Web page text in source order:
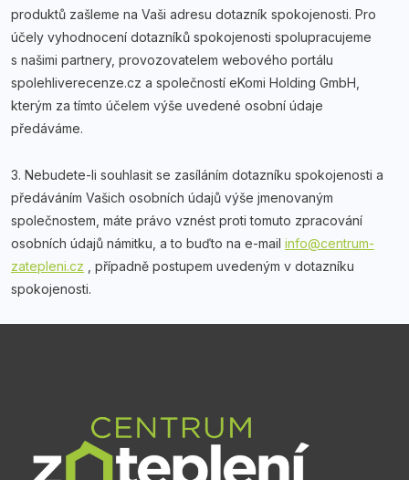
produktů zašleme na Vaši adresu dotazník spokojenosti. Pro
účely vyhodnocení dotazníků spokojenosti spolupracujeme
s našimi partnery, provozovatelem webového portálu
spolehliverecenze.cz a společností eKomi Holding GmbH,
kterým za tímto účelem výše uvedené osobní údaje
předáváme.
3. Nebudete-li souhlasit se zasíláním dotazníku spokojenosti a
předáváním Vašich osobních údajů výše jmenovaným
společnostem, máte právo vznést proti tomuto zpracování
osobních údajů námitku, a to buďto na e-mail info@centrum-
zatepleni.cz , případně postupem uvedeným v dotazníku
spokojenosti.